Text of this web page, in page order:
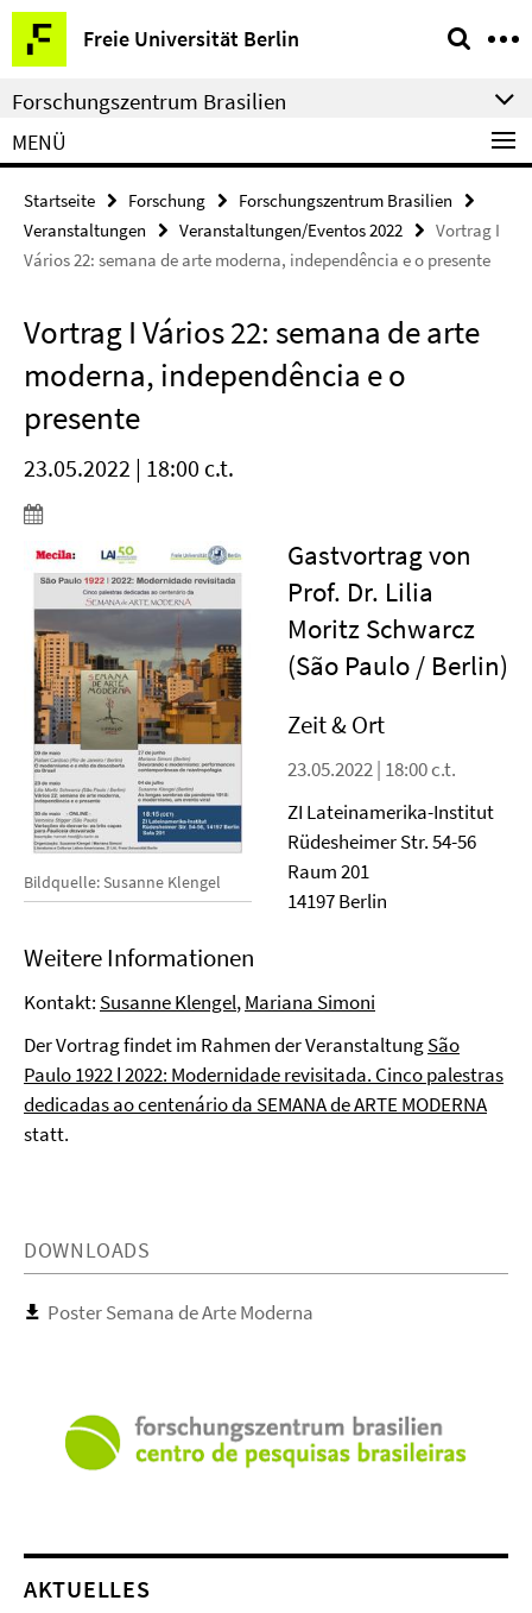
Springe
direkt
zu
Inhalt
Freie Universität Berlin
Service-
Navigation
Forschungszentrum Brasilien
MENÜ
Startseite Forschung
Forschungszentrum Brasilien
Veranstaltungen
Veranstaltungen/Eventos 2022
Vortrag I
Vários 22: semana de arte moderna, independência e o presente
Vortrag I Vários 22: semana de arte
moderna, independência e o
presente
23.05.2022 | 18:00 c.t.
Bildquelle: Susanne Klengel
Gastvortrag von
Prof. Dr. Lilia
Moritz Schwarcz
(São Paulo / Berlin)
Zeit & Ort
23.05.2022 | 18:00 c.t.
ZI Lateinamerika-Institut
Rüdesheimer Str. 54-56
Raum 201
14197 Berlin
Weitere Informationen
Kontakt: Susanne Klengel,Mariana Simoni
Der Vortrag findet im Rahmen der VeranstaltungSão
Paulo 1922 ǀ 2022: Modernidade revisitada. Cinco palestras
dedicadas ao centenário da SEMANA de ARTE MODERNA
statt.
DOWNLOADS
Poster Semana de Arte Moderna
AKTUELLES